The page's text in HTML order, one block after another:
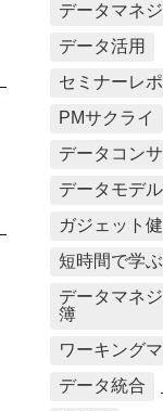
データマネ
データ活用
セミナーレ
PMサクライ
データコン
データモデル
ガジェット
短時間で学ぶ
データマネ
簿
ワーキング
データ統合